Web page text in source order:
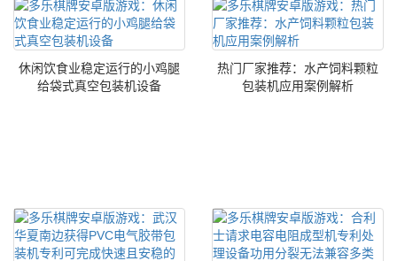
休闲饮食业稳定运行的小鸡腿
给袋式真空包装机设备
热门厂家推荐：水产饲料颗粒
包装机应用案例解析